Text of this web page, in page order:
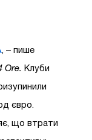
, – пише
Ore. Клуби
євро.
що втрати